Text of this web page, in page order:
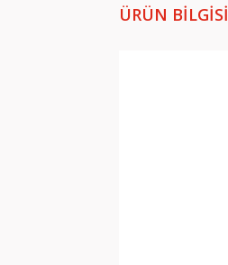
ÜRÜN BILGISI